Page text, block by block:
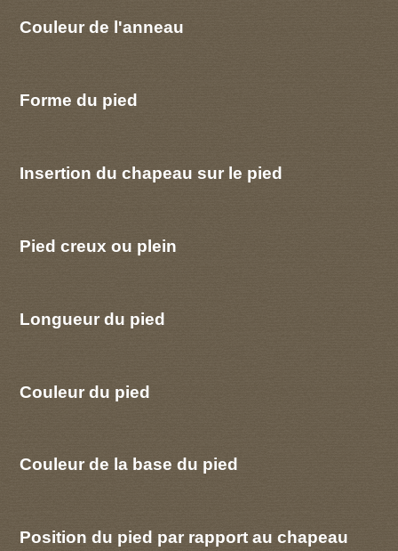
Couleur de l'anneau
Forme du pied
Insertion du chapeau sur le pied
Pied creux ou plein
Longueur du pied
Couleur du pied
Couleur de la base du pied
Position du pied par rapport au chapeau